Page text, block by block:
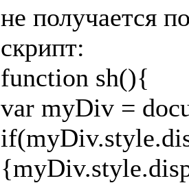
не получается
скрипт:
function sh(){
var myDiv =